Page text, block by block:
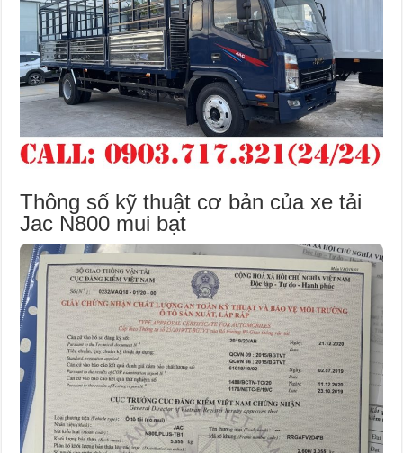
Thông số kỹ thuật cơ bản của xe tải
Jac N800 mui bạt